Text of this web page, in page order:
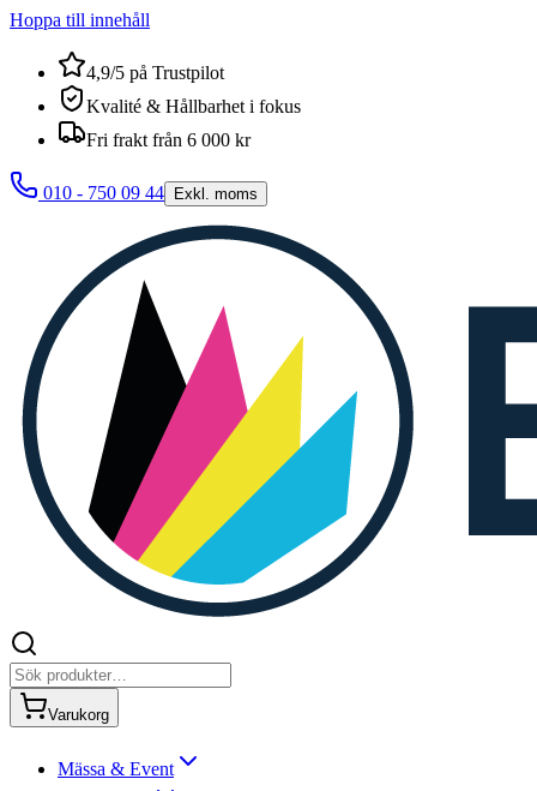
Hoppa till innehåll
4,9/5 på Trustpilot
Kvalité & Hållbarhet i fokus
Fri frakt från 6 000 kr
010 - 750 09 44 Exkl. moms
Varukorg
Mässa & Event